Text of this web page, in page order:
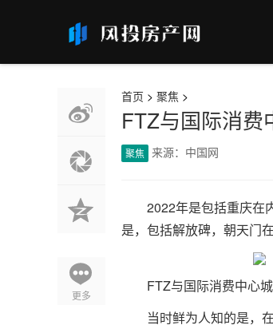
更多
首页 > 聚焦 >
FTZ与国际消费
聚焦 来源：中国网
2022年是包括重庆在
是，包括解放碑，朝天门
FTZ与国际消费中心
当时鲜为人知的是，